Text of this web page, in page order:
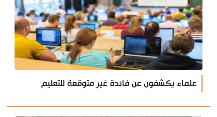
علماء يكشفون عن فائدة غير متوقعة للتعليم